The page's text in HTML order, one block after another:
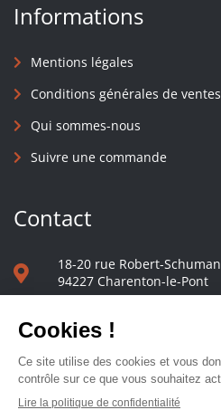
Informations
Mentions légales
Conditions générales de ventes
Qui sommes-nous
Suivre une commande
Contact
18-20 rue Robert-Schuman
94227 Charenton-le-Pont